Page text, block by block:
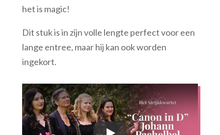
het is magic!
Dit stuk is in zijn volle lengte perfect voor een
lange entree, maar hij kan ook worden
ingekort.